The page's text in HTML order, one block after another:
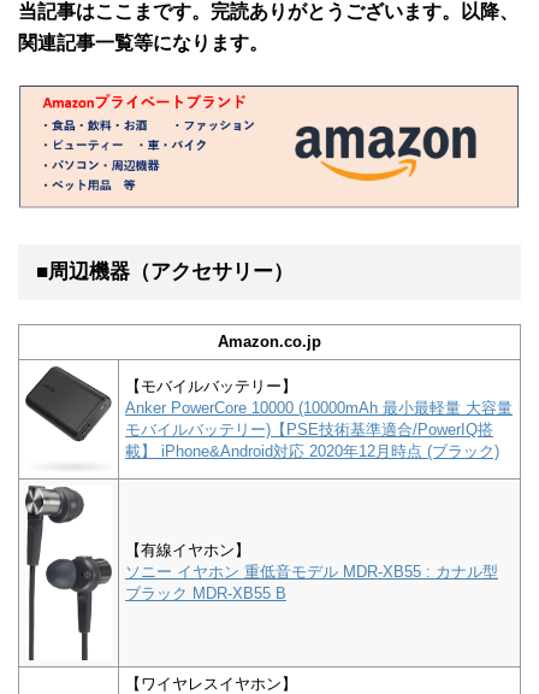
当記事はここまです。完読ありがとうございます。以降、
関連記事一覧等になります。
■周辺機器（アクセサリー）
Amazon.co.jp
【モバイルバッテリー】
Anker PowerCore 10000 (10000mAh 最小最軽量 大容量
モバイルバッテリー)【PSE技術基準適合/PowerIQ搭
載】 iPhone&Android対応 2020年12月時点 (ブラック)
【有線イヤホン】
ソニー イヤホン 重低音モデル MDR-XB55 : カナル型
ブラック MDR-XB55 B
【ワイヤレスイヤホン】